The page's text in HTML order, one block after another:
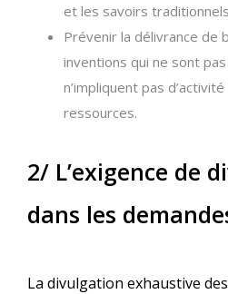
et les savoirs
Prévenir la délivrance de
inventions qui ne sont
n’impliquent pas
ressources.
2/ L’exigence de
dans les
La divulgation exhaustive